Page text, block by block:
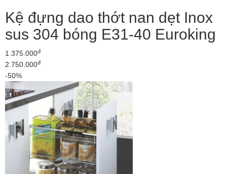
Kệ đựng dao thớt nan dẹt Inox
sus 304 bóng E31-40 Euroking
1.375.000đ
2.750.000đ
-50%